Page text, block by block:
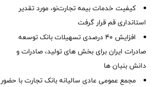
کیفیت خدمات بیمه تجارت‌نو، مورد تقدیر
استانداری قم قرار گرفت
افزایش 40 درصدی تسهیلات بانک توسعه
صادرات ایران برای بخش های تولید، صادرات و
دانش بنیان ها
مجمع عمومی عادی سالیانه بانک تجارت با حضور